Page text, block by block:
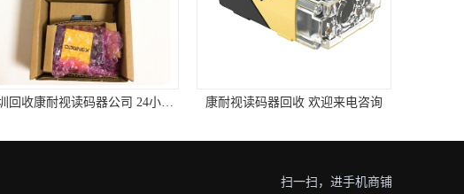
深圳回收康耐视读码器公司 24小时在线 康耐视读码器回收 欢迎来电咨询
扫一扫，进手机商铺